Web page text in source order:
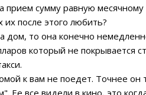
сумму равную месячному
после этого любить?
то она конечно
который не покрывается
к вам не поедет. Точнее
все видели в кино, это